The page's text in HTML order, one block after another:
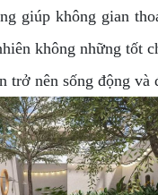
giúp không gian
không những tốt
trở nên sống động và